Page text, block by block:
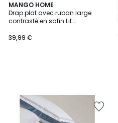
MANGO HOME
Drap plat avec ruban large
contrasté en satin Lit
39,99 €